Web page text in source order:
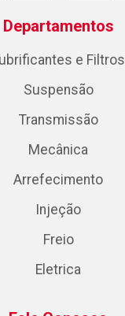
Departamentos
e Filtros
Suspensão
Transmissão
Mecânica
Arrefecimento
Injeção
Freio
Eletrica